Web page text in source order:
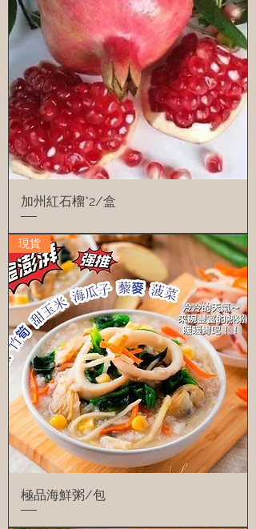
加州紅石榴*2/盒
現貨
極品海鮮粥/包